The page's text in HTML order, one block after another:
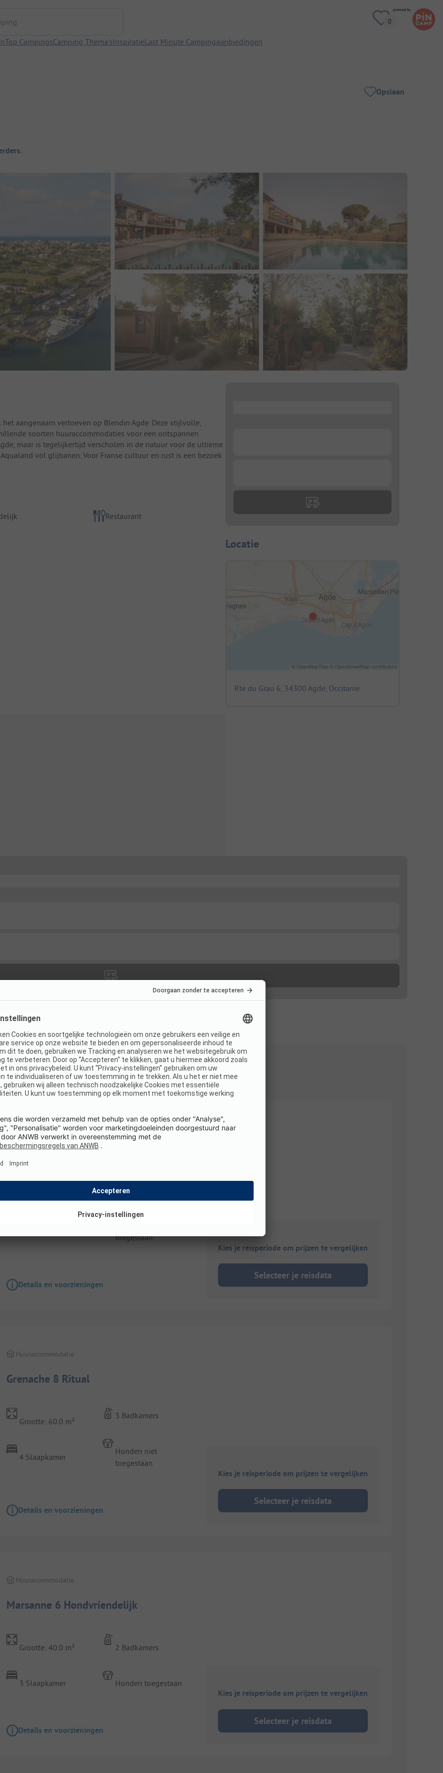
Top CampingsCamping Thema'sInspiratieLast Minute Campingaanbiedingen
Opslaan
aangenaam vertoeven op Blendin Agde. Deze stijlvolle,
soorten huuraccommodaties voor een ontspannen
maar is tegelijkertijd verscholen in de natuur voor de ultieme
vol glijbanen. Voor Franse cultuur en rust is een bezoek
Restaurant
Locatie
Rte du Grau 6, 34300 Agde, Occitanie
(7)
Marsanne 6
Huuraccommodatie
2 Badkamers
toegestaan
Details en voorzieningen
Kies je reisperiode om prijzen te vergelijken
Selecteer je reisdata
Grenache 8 Ritual
Huuraccommodatie
Grootte: 60.0 m²
4 Slaapkamer
3 Badkamers
Honden niet
toegestaan
Details en voorzieningen
Kies je reisperiode om prijzen te vergelijken
Selecteer je reisdata
Marsanne 6 Hondvriendelijk
Huuraccommodatie
Grootte: 40.0 m²
3 Slaapkamer
2 Badkamers
Honden toegestaan
Details en voorzieningen
Kies je reisperiode om prijzen te vergelijken
Selecteer je reisdata